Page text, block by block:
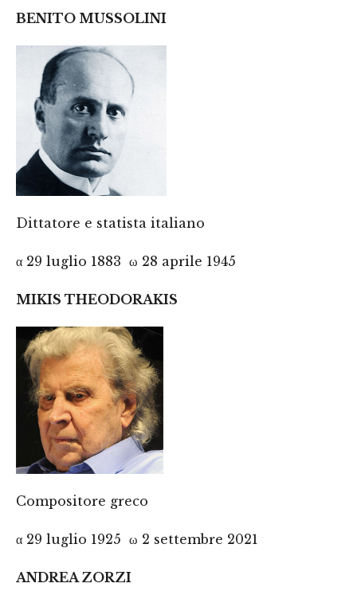
BENITO MUSSOLINI
Dittatore e statista italiano
α 29 luglio 1883 ω 28 aprile 1945
MIKIS THEODORAKIS
Compositore greco
α 29 luglio 1925 ω 2 settembre 2021
ANDREA ZORZI